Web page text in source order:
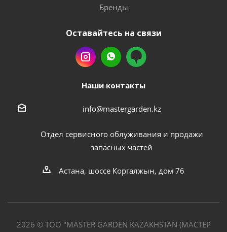
Бренды
Оставайтесь на связи
Наши контакты
info@mastergarden.kz
Отдел сервисного облуживания и продажи
запасных частей
Астана, шоссе Коргалжын, дом 76
2026 © ТОО "MASTER GARDEN KAZAKHSTAN (МАСТЕР